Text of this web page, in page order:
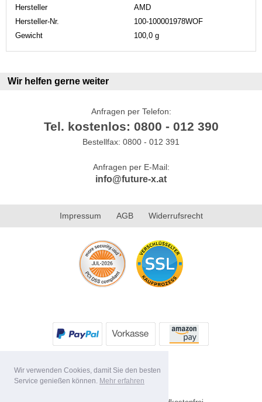
Wir verwenden Cookies, damit Sie den besten
Service genießen können. Mehr erfahren
Hersteller
AMD
Hersteller-Nr.
100-100001978WOF
Gewicht
100,0 g
Wir helfen gerne weiter
Anfragen per Telefon:
Tel. kostenlos: 0800 - 012 390
Bestellfax: 0800 - 012 391
Anfragen per E-Mail:
info@future-x.at
Impressum AGB Widerrufsrecht